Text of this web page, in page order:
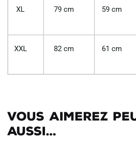
XL 79 cm 59 cm
XXL 82 cm 61 cm
Vous aimerez
aussi...